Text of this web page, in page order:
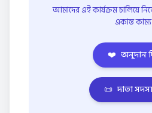
আমাদের এই কার্যক্রম চালিয়ে
একান্ত
❤️ অনুদান
📜 দাতা